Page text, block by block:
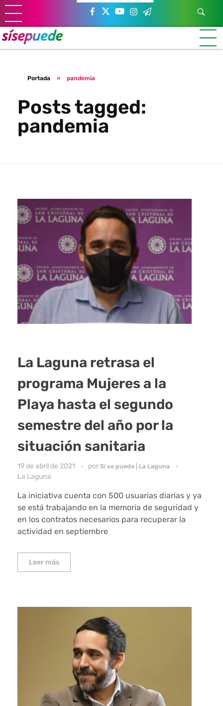
Sí se puede Canarias
Únete al movimiento ecosocialista
Portada » pandemia
Posts tagged:
pandemia
La Laguna retrasa el
programa Mujeres a la
Playa hasta el segundo
semestre del año por la
situación sanitaria
19 de abril de 2021 por Sí se puede | La Laguna
La Laguna
La iniciativa cuenta con 500 usuarias diarias y ya
se está trabajando en la memoria de seguridad y
en los contratos necesarios para recuperar la
actividad en septiembre
Leer más